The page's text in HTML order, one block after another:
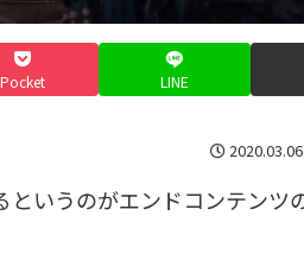
Pocket LINE
2020.03.06
いうのがエンドコンテンツ